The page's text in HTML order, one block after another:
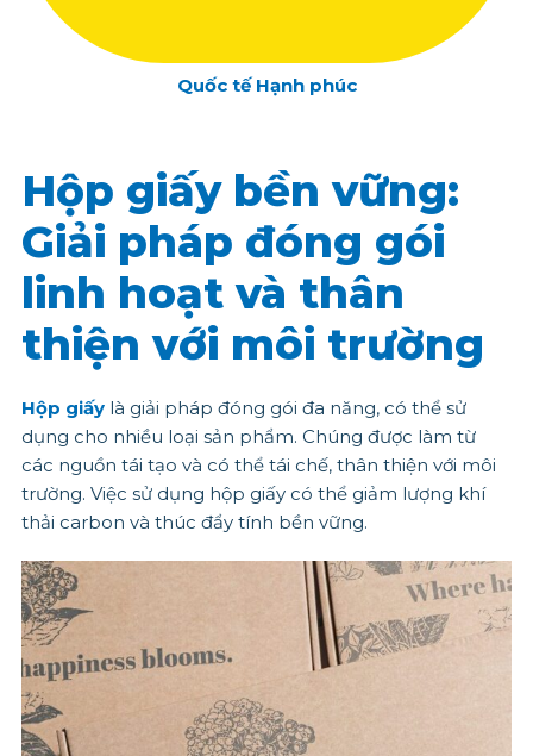
Quốc tế Hạnh phúc
Hộp giấy bền vững:
Giải pháp đóng gói
linh hoạt và thân
thiện với môi trường
Hộp giấylà giải pháp đóng gói đa năng, có thể sử
dụng cho nhiều loại sản phẩm. Chúng được làm từ
các nguồn tái tạo và có thể tái chế, thân thiện với môi
trường. Việc sử dụng hộp giấy có thể giảm lượng khí
thải carbon và thúc đẩy tính bền vững.